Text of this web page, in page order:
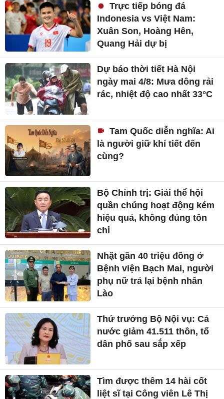
Trực tiếp bóng đá
Indonesia vs Việt Nam:
Xuân Son, Hoàng Hên,
Quang Hải dự bị
Dự báo thời tiết Hà Nội
ngày mai 4/8: Mưa dông rải
rác, nhiệt độ cao nhất 33°C
Tam Quốc diễn nghĩa: Ai
là người giữ khí tiết đến
cùng?
Bộ Chính trị: Giải thể hội
quần chúng hoạt động kém
hiệu quả, không đúng tôn
chỉ
Nhặt gần 40 triệu đồng ở
Bệnh viện Bạch Mai, người
phụ nữ trả lại bệnh nhân
Lào
Thứ trưởng Bộ Nội vụ: Cả
nước giảm 41.511 thôn, tổ
dân phố sau sắp xếp
Tìm được thêm 14 hài cốt
liệt sĩ tại Công viên Lê Thị